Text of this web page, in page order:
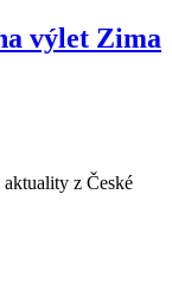
výlet Zima
aktuality z České